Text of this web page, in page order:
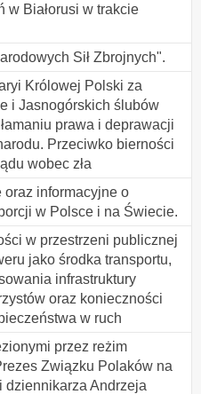
w Białorusi w trakcie
Sił Zbrojnych".
Królowej Polski za
i Jasnogórskich ślubów
prawa i deprawacji
Przeciwko bierności
wobec zła
informacyjne o
w Polsce i na Świecie.
w przestrzeni publicznej
jako środka transportu,
infrastruktury
oraz konieczności
w ruch
przez reżim
Związku Polaków na
dziennikarza Andrzeja